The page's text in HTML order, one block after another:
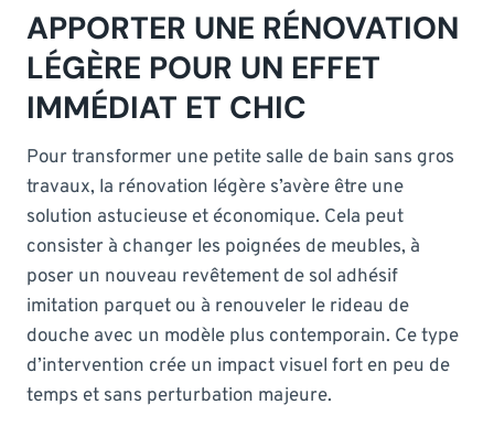
APPORTER UNE RÉNOVATION
LÉGÈRE POUR UN EFFET
IMMÉDIAT ET CHIC
Pour transformer une petite salle de bain sans gros
travaux, la rénovation légère s’avère être une
solution astucieuse et économique. Cela peut
consister à changer les poignées de meubles, à
poser un nouveau revêtement de sol adhésif
imitation parquet ou à renouveler le rideau de
douche avec un modèle plus contemporain. Ce type
d’intervention crée un impact visuel fort en peu de
temps et sans perturbation majeure.